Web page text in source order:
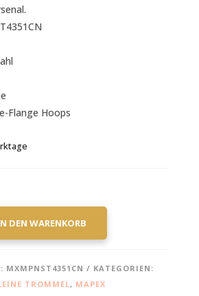
Flange Hoops
DEN WARENKORB
MXMPNST4351CN
KATEGORIEN:
TROMMEL, MAPEX